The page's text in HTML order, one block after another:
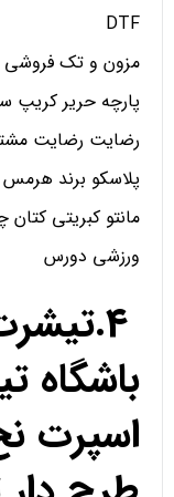
DTF
پارچه حریر کریپ
رضایت رضایت
پلاسکو برند هرمس
مانتو کبریتی
ورزشی دورس
اسپرت